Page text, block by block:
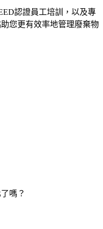
認證員工培訓，以及專
您更有效率地管理廢棄物
嗎？